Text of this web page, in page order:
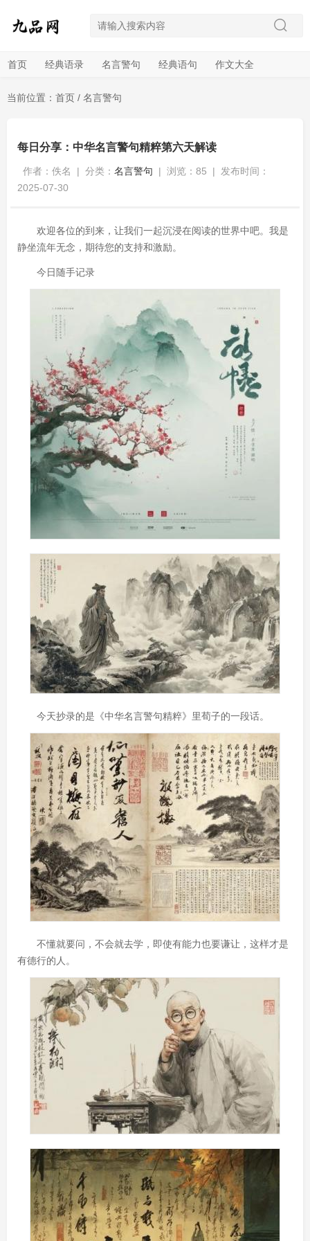
首页 经典语录 名言警句 经典语句 作文大全
当前位置： 首页 / 名言警句
每日分享：中华名言警句精粹第六天解读
作者：佚名 | 分类： 名言警句 | 浏览：85 |
发布时间：
2025-07-30
欢迎各位的到来，让我们一起沉浸在阅读的世界中吧。我是
静坐流年无念，期待您的支持和激励。
今日随手记录
今天抄录的是《中华名言警句精粹》里荀子的一段话。
不懂就要问，不会就去学，即使有能力也要谦让，这样才是
有德行的人。